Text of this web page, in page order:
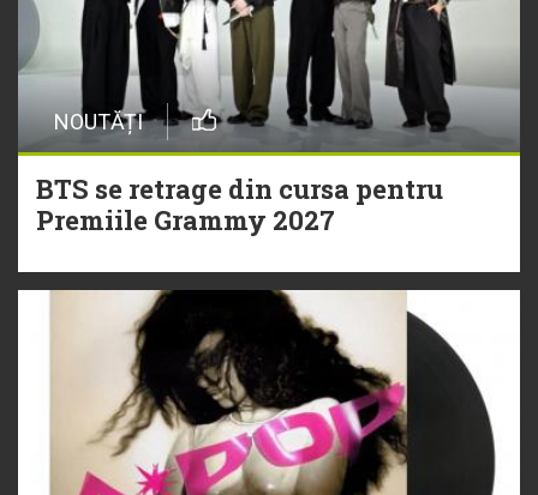
NOUTĂȚI
BTS se retrage din cursa pentru
Premiile Grammy 2027